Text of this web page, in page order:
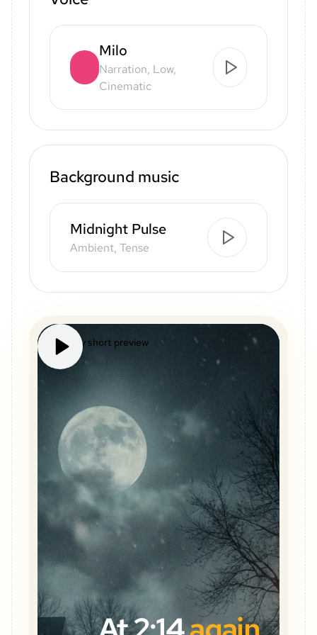
Milo
Narration, Low,
Cinematic
Background music
Midnight Pulse
Ambient, Tense
Mystery short preview